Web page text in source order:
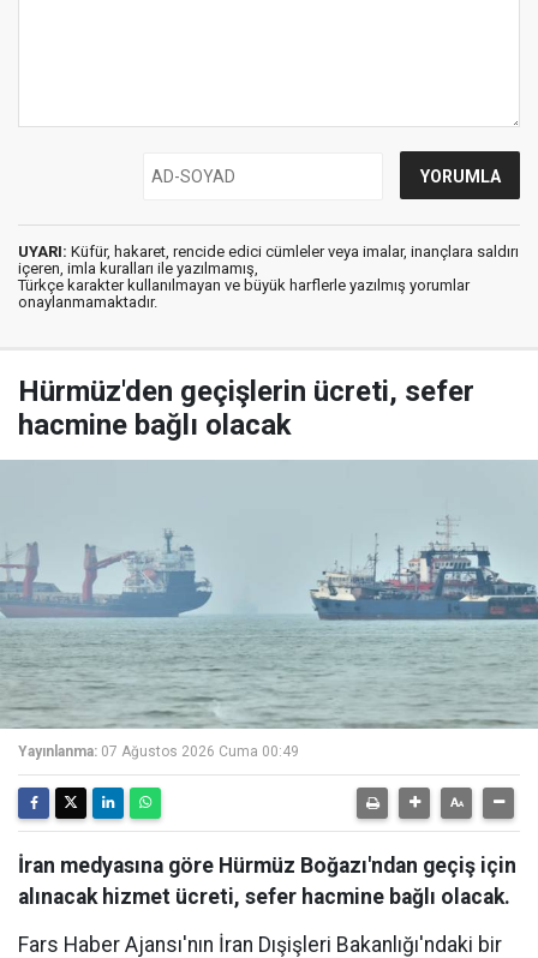
UYARI: Küfür, hakaret, rencide edici cümleler veya imalar, inançlara saldırı
içeren, imla kuralları ile yazılmamış,
Türkçe karakter kullanılmayan ve büyük harflerle yazılmış yorumlar
onaylanmamaktadır.
Hürmüz'den geçişlerin ücreti, sefer
hacmine bağlı olacak
Yayınlanma: 07 Ağustos 2026 Cuma 00:49
İran medyasına göre Hürmüz Boğazı'ndan geçiş için
alınacak hizmet ücreti, sefer hacmine bağlı olacak.
Fars Haber Ajansı'nın İran Dışişleri Bakanlığı'ndaki bir